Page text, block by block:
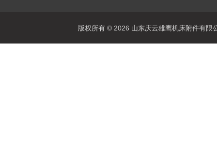
版权所有 © 2026 山东庆云雄鹰机床附件有